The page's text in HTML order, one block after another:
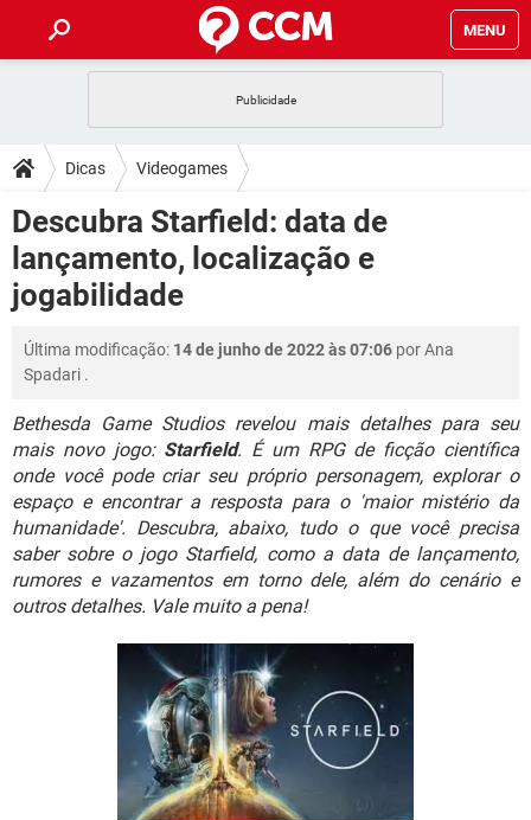
MENU
CELULAR
OUTLOOK EXCEL
INSTAGRAM GMAIL
GUIA DE COMPRAS
DICAS
JOGOS
CELULAR FACEBOOK
OUTLOOK EXCEL
INSTAGRAM
GUIA DE COMPRAS
DOWNLOADS
JOGOS WHATSAPP
CELULAR
OUTLOOK
INSTAGRAM
GUIA DE COMPRAS
FÓRUM
JOGOS
CELULAR FACEBOOK
GUIA DE COMPRAS
JOGOS
CELULAR FACEBOOK
OUTLOOK EXCEL
INSTAGRAM GMAIL
GUIA DE COMPRAS
Dicas Videogames
Descubra Starfield: data de
lançamento, localização e
jogabilidade
Última modificação: 14 de junho de 2022 às 07:06 porAna
Spadari .
Bethesda Game Studios revelou mais detalhes para seu
mais novo jogo: Starfield. É um RPG de ficção científica
onde você pode criar seu próprio personagem, explorar o
espaço e encontrar a resposta para o 'maior mistério da
humanidade'. Descubra, abaixo, tudo o que você precisa
saber sobre o jogo Starfield, como a data de lançamento,
rumores e vazamentos em torno dele, além do cenário e
outros detalhes. Vale muito a pena!